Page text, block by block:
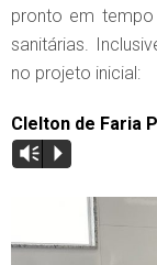
pronto em
sanitárias.
no projeto inicial:
Clelton de Faria
Vm P